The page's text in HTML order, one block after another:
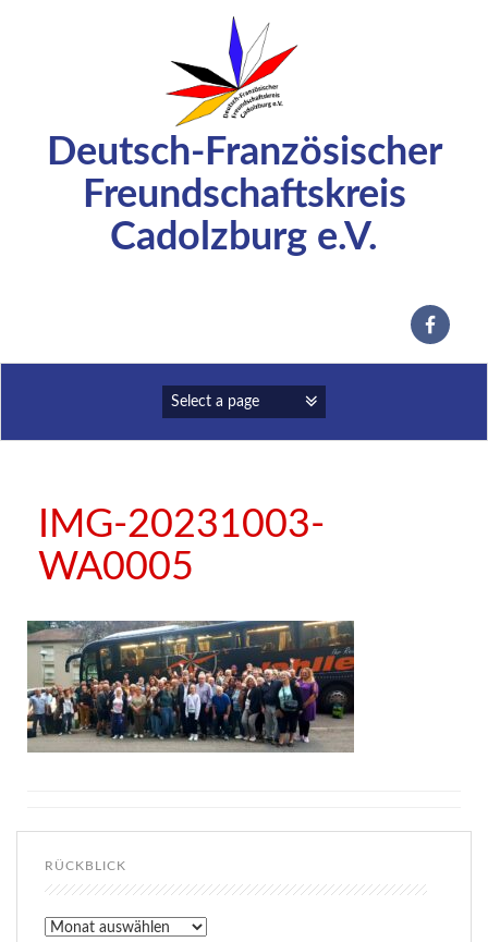
Deutsch-Französischer
Freundschaftskreis
Cadolzburg e.V.
IMG-20231003-
WA0005
RÜCKBLICK
Rückblick